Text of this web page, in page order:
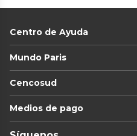
Centro de Ayuda
Mundo Paris
Cencosud
Medios de pago